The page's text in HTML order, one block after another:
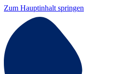
Zum Hauptinhalt springen